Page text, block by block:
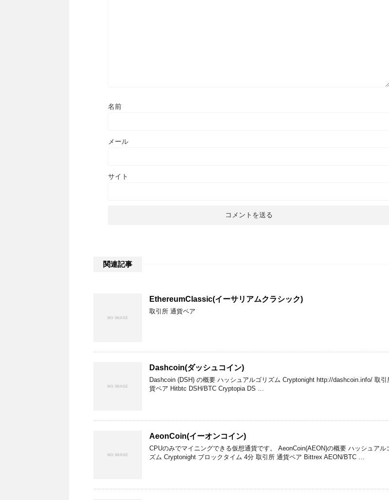
名前
メール
サイト
関連記事
EthereumClassic(イーサリアムクラシック)
取引所 通貨ペア
Dashcoin(ダッシュコイン)
Dashcoin (DSH) の概要 ハッシュアルゴリズム Cryptonight http://dashcoin.info/ 取引
貨ペア Hitbtc DSH/BTC Cryptopia DS …
AeonCoin(イーオンコイン)
CPUのみでマイニングできる仮想通貨です。 AeonCoin(AEON)の概要 ハッシュアル
ズム Cryptonight ブロックタイム 4分 取引所 通貨ペア Bittrex AEON/BTC …